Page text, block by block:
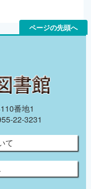
ページの先頭へ
番地1
22-3231
て